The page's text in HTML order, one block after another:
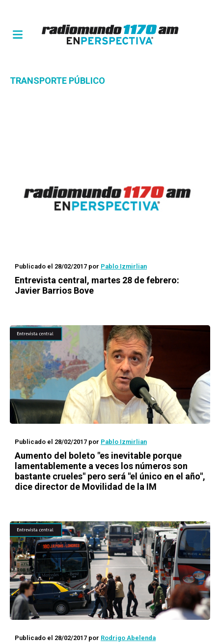
TRANSPORTE PÚBLICO
Publicado el 28/02/2017 por Pablo Izmirlian
Entrevista central, martes 28 de febrero:
Javier Barrios Bove
Publicado el 28/02/2017 por Pablo Izmirlian
Aumento del boleto "es inevitable porque
lamentablemente a veces los números son
bastante crueles" pero será "el único en el año",
dice director de Movilidad de la IM
Publicado el 28/02/2017 por Rodrigo Abelenda